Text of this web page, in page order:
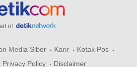
of
Media Siber Karir
Kotak Pos
Privacy Policy Disclaimer